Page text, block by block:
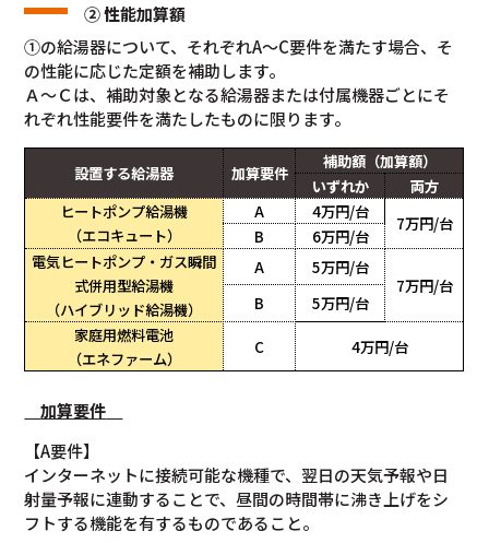
② 性能加算額
①の給湯器について、それぞれA～C要件を満たす場合、そ
の性能に応じた定額を補助します。
Ａ～Ｃは、補助対象となる給湯器または付属機器ごとにそ
れぞれ性能要件を満たしたものに限ります。
設置する給湯器 加算要件
補助額（加算額）
いずれか
両方
ヒートポンプ給湯機
（エコキュート）
A 4万円/台
7万円/台
B
6万円/台
電気ヒートポンプ・ガス瞬間
式併用型給湯機
（ハイブリッド給湯機）
A
5万円/台
7万円/台
B
5万円/台
家庭用燃料電池
（エネファーム）
C 4万円/台
加算要件
【A要件】
インターネットに接続可能な機種で、翌日の天気予報や日
射量予報に連動することで、昼間の時間帯に沸き上げをシ
フトする機能を有するものであること。